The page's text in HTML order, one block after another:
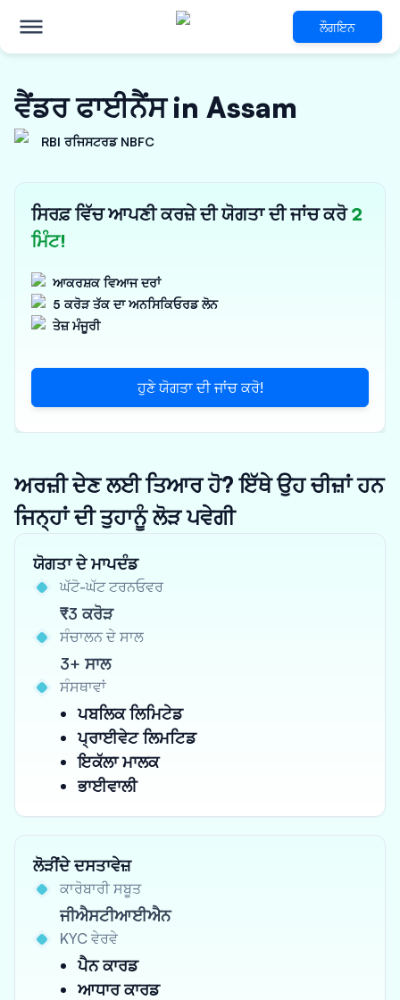
ਲੌਗਇਨ
ਵੈਂਡਰ ਫਾਈਨੈਂਸ in Assam
RBI ਰਜਿਸਟਰਡ NBFC
ਸਿਰਫ਼ ਵਿੱਚ ਆਪਣੀ ਕਰਜ਼ੇ ਦੀ ਯੋਗਤਾ ਦੀ ਜਾਂਚ ਕਰੋ2
ਮਿੰਟ!
ਆਕਰਸ਼ਕ ਵਿਆਜ ਦਰਾਂ
5 ਕਰੋੜ ਤੱਕ ਦਾ ਅਨਸਿਕਿਓਰਡ ਲੋਨ
ਤੇਜ਼ ਮੰਜੂਰੀ
ਹੁਣੇ ਯੋਗਤਾ ਦੀ ਜਾਂਚ ਕਰੋ!
ਅਰਜ਼ੀ ਦੇਣ ਲਈ ਤਿਆਰ ਹੋ? ਇੱਥੇ ਉਹ ਚੀਜ਼ਾਂ ਹਨ
ਜਿਨ੍ਹਾਂ ਦੀ ਤੁਹਾਨੂੰ ਲੋੜ ਪਵੇਗੀ
ਯੋਗਤਾ ਦੇ ਮਾਪਦੰਡ
ਘੱਟੋ-ਘੱਟ ਟਰਨਓਵਰ
₹3 ਕਰੋੜ
ਸੰਚਾਲਨ ਦੇ ਸਾਲ
3+ ਸਾਲ
ਸੰਸਥਾਵਾਂ
ਪਬਲਿਕ ਲਿਮਿਟੇਡ
ਪ੍ਰਾਈਵੇਟ ਲਿਮਟਿਡ
ਇਕੱਲਾ ਮਾਲਕ
ਭਾਈਵਾਲੀ
ਲੋੜੀਂਦੇ ਦਸਤਾਵੇਜ਼
ਕਾਰੋਬਾਰੀ ਸਬੂਤ
ਜੀਐਸਟੀਆਈਐਨ
KYC ਵੇਰਵੇ
ਪੈਨ ਕਾਰਡ
ਆਧਾਰ ਕਾਰਡ